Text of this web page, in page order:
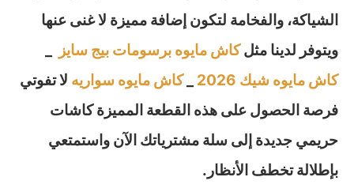
الشياكة، والفخامة لتكون إضافة مميزة لا غنى عنها
ويتوفر لدينا مثلكاش مايوه برسومات بيج سايز
كاش مايوه شيك 2026
_كاش مايوه سواريه لا تفوتي
فرصة الحصول على هذه القطعة المميزة كاشات
حريمي جديدة إلى سلة مشترياتك الآن واستمتعي
بإطلالة تخطف الأنظار.